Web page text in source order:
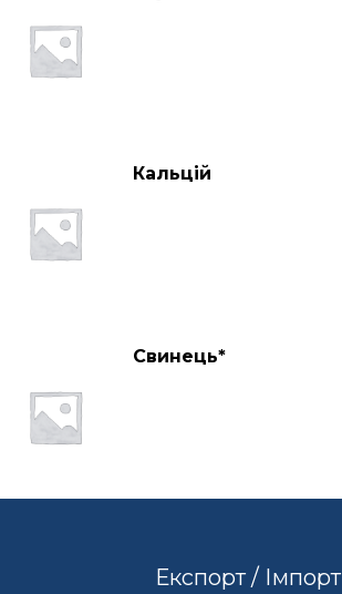
Кальцій
Свинець*
Експорт / Імпорт